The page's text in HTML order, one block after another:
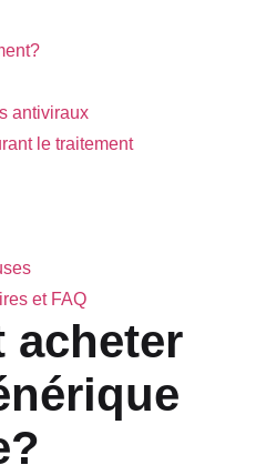
antiviraux
le traitement
et FAQ
acheter